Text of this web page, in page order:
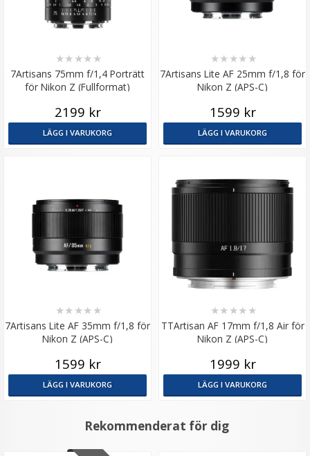
7Artisans 75mm f/1,4 Porträtt
för Nikon Z (Fullformat)
★★ ★★ ★
2199 kr
LÄGG I VARUKORG
7Artisans Lite AF 25mm f/1,8 för
Nikon Z (APS-C)
★★ ★★ ★
1599 kr
LÄGG I VARUKORG
7Artisans Lite AF 35mm f/1,8 för
Nikon Z (APS-C)
★★ ★★ ★
1599 kr
LÄGG I VARUKORG
TTArtisan AF 17mm f/1,8 Air för
Nikon Z (APS-C)
★★ ★★ ★
1999 kr
LÄGG I VARUKORG
Rekommenderat för dig